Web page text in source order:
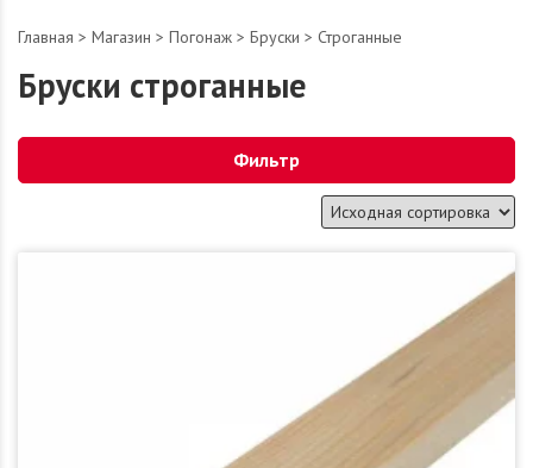
сайту
Главная > Магазин > Погонаж > Бруски > Строганные
Бруски строганные
Фильтр